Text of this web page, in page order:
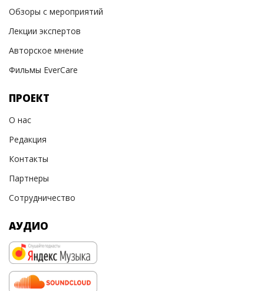
Обзоры с мероприятий
Лекции экспертов
Авторское мнение
Фильмы EverCare
ПРОЕКТ
О нас
Редакция
Контакты
Партнеры
Сотрудничество
АУДИО